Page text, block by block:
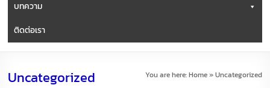
บทความ
ติดต่อเรา
Uncategorized You are here:Home»Uncategorized